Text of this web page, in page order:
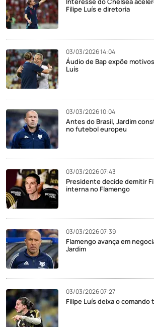
Filipe Luís e diretoria
03/03/2026 14:04
Áudio de Bap expõe
Luís
03/03/2026 10:04
Antes do Brasil, Jardim
no futebol europeu
03/03/2026 07:43
Presidente decide demitir
interna no Flamengo
03/03/2026 07:39
Flamengo avança em
Jardim
03/03/2026 07:27
Filipe Luís deixa o